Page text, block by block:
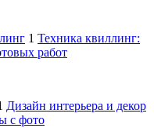
1 Техника квиллинг:
работ
Дизайн интерьера и декор
с фото